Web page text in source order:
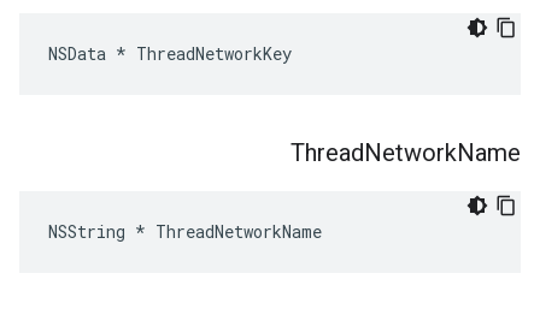
NSData * ThreadNetworkKey
ThreadNetworkName
NSString * ThreadNetworkName